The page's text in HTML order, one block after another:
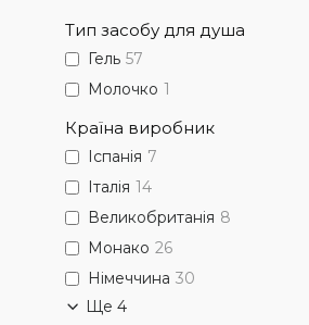
Тип засобу для душа
Гель 57
Молочко 1
Країна виробник
Іспанія 7
Італія 14
Великобританія 8
Монако 26
Німеччина 30
Ще 4